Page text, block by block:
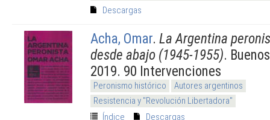
Descargas
Acha, Omar. La Argentina
desde abajo (1945-1955).
2019. 90 Intervenciones
Peronismo histórico
Autores argentinos
Resistencia y "Revolución Libertadora"
Índice
Descargas